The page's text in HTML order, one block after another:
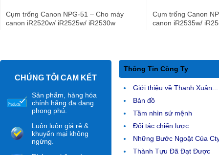
Cụm trống Canon NPG-51 – Cho máy
canon iR2520w/ iR2525w/ iR2530w
Cụm trống Canon
canon iR2535w/
CHÚNG TÔI CAM KẾT
Sản phẩm, hàng hóa
chính hãng đa dạng
phong phú.
Luôn luôn giá rẻ &
khuyến mại không
ngừng.
Thông Tin Công Ty
Giới thiệu về Thanh Xuân...
Bản đồ
Tầm nhìn sứ mệnh
Đối tác chiến lược
Những Bước Ngoặt Của
Thành Tựu Đã Đạt Được